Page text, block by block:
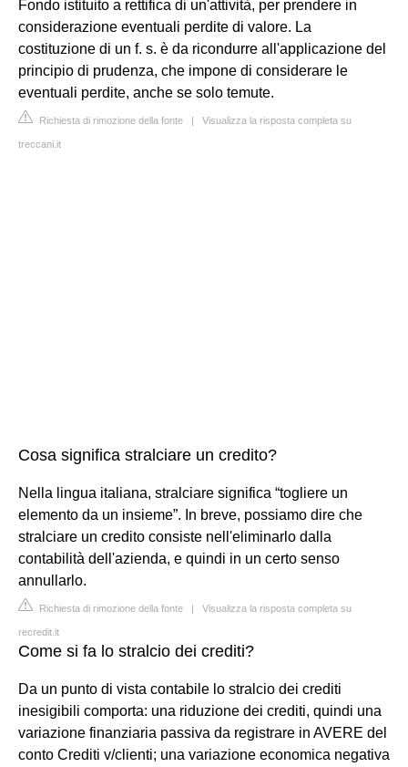
Fondo istituito a rettifica di un'attività, per prendere in
considerazione eventuali perdite di valore. La
costituzione di un f. s. è da ricondurre all'applicazione del
principio di prudenza, che impone di considerare le
eventuali perdite, anche se solo temute.
Richiesta di rimozione della fonte | Visualizza la risposta completa su
treccani.it
Cosa significa stralciare un credito?
Nella lingua italiana, stralciare significa “togliere un
elemento da un insieme”. In breve, possiamo dire che
stralciare un credito consiste nell'eliminarlo dalla
contabilità dell'azienda, e quindi in un certo senso
annullarlo.
Richiesta di rimozione della fonte | Visualizza la risposta completa su
recredit.it
Come si fa lo stralcio dei crediti?
Da un punto di vista contabile lo stralcio dei crediti
inesigibili comporta: una riduzione dei crediti, quindi una
variazione finanziaria passiva da registrare in AVERE del
conto Crediti v/clienti; una variazione economica negativa